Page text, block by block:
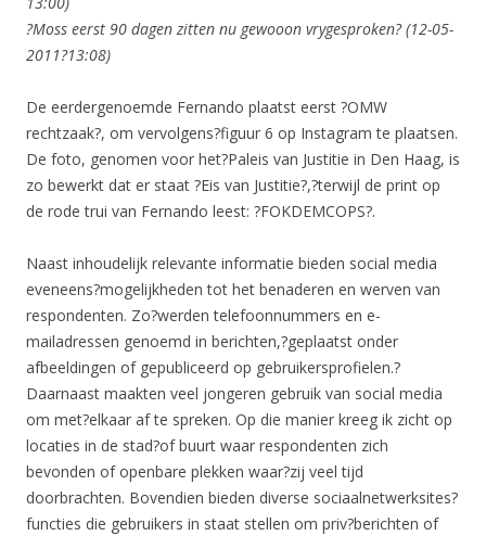
?Moss eerst 90 dagen zitten nu gewooon vrygesproken? (12-05-
2011?13:08)
De eerdergenoemde Fernando plaatst eerst ?OMW
rechtzaak?, om vervolgens?figuur 6 op Instagram te plaatsen.
De foto, genomen voor het?Paleis van Justitie in Den Haag, is
zo bewerkt dat er staat ?Eis van Justitie?,?terwijl de print op
de rode trui van Fernando leest: ?FOKDEMCOPS?.
Naast inhoudelijk relevante informatie bieden social media
eveneens?mogelijkheden tot het benaderen en werven van
respondenten. Zo?werden telefoonnummers en e-
mailadressen genoemd in berichten,?geplaatst onder
afbeeldingen of gepubliceerd op gebruikersprofielen.?
Daarnaast maakten veel jongeren gebruik van social media
om met?elkaar af te spreken. Op die manier kreeg ik zicht op
locaties in de stad?of buurt waar respondenten zich
bevonden of openbare plekken waar?zij veel tijd
doorbrachten. Bovendien bieden diverse sociaalnetwerksites?
functies die gebruikers in staat stellen om priv?berichten of